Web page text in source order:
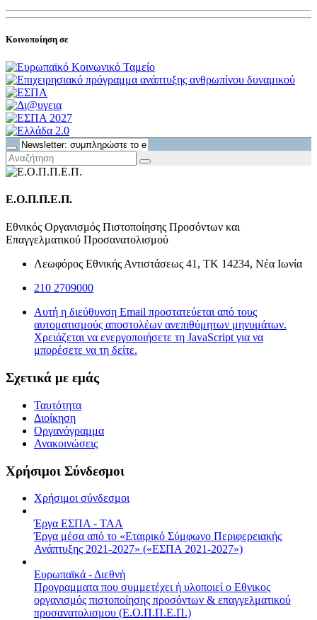
Κοινοποίηση σε
Ε.Ο.Π.Π.Ε.Π.
Εθνικός Οργανισμός Πιστοποίησης Προσόντων και
Επαγγελματικού Προσανατολισμού
Λεωφόρος Εθνικής Αντιστάσεως 41, ΤΚ 14234, Νέα Ιωνία
210 2709000
Αυτή η διεύθυνση Email προστατεύεται από τους
αυτοματισμούς αποστολέων ανεπιθύμητων μηνυμάτων.
Χρειάζεται να ενεργοποιήσετε τη JavaScript για να
μπορέσετε να τη δείτε.
Σχετικά με εμάς
Ταυτότητα
Διοίκηση
Οργανόγραμμα
Ανακοινώσεις
Χρήσιμοι Σύνδεσμοι
Χρήσιμοι σύνδεσμοι
Έργα ΕΣΠΑ - ΤΑΑ
Έργα μέσα από το «Εταιρικό Σύμφωνο Περιφερειακής
Ανάπτυξης 2021-2027» («ΕΣΠΑ 2021-2027»)
Ευρωπαϊκά - Διεθνή
Προγραμματα που συμμετέχει ή υλοποιεί ο Εθνικος
οργανισμός πιστοποίησης προσόντων & επαγγελματικού
προσανατολισμου (Ε.Ο.Π.Π.Ε.Π.)